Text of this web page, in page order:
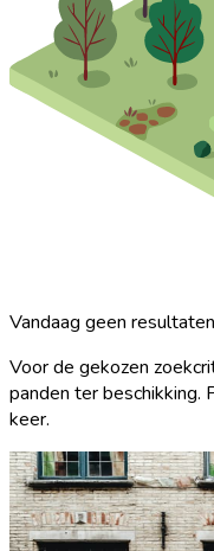
Vandaag geen
Voor de gekozen
panden ter beschikking.
keer.